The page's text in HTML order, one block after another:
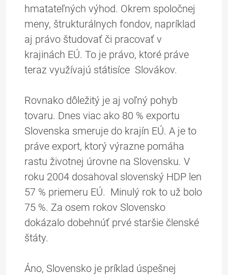
hmatateľných výhod. Okrem spoločnej
meny, štrukturálnych fondov, napríklad
aj právo študovať či pracovať v
krajinách EÚ. To je právo, ktoré práve
teraz využívajú státisíce Slovákov.
Rovnako dôležitý je aj voľný pohyb
tovaru. Dnes viac ako 80 % exportu
Slovenska smeruje do krajín EÚ. A je to
práve export, ktorý výrazne pomáha
rastu životnej úrovne na Slovensku. V
roku 2004 dosahoval slovenský HDP len
57 % priemeru EÚ. Minulý rok to už bolo
75 %. Za osem rokov Slovensko
dokázalo dobehnúť prvé staršie členské
štáty.
Áno, Slovensko je príklad úspešnej